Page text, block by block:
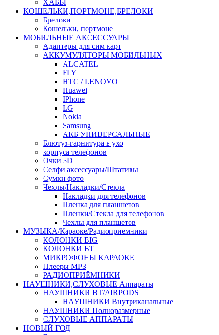
ХАБЫ
КОШЕЛЬКИ,ПОРТМОНЕ,БРЕЛОКИ
Брелоки
Кошельки, портмоне
МОБИЛЬНЫЕ АКСЕССУАРЫ
Адаптеры для сим карт
АККУМУЛЯТОРЫ МОБИЛЬНЫХ
ALCATEL
FLY
HTC / LENOVO
Huawei
IPhone
LG
Nokia
Samsung
АКБ УНИВЕРСАЛЬНЫЕ
Блютуз-гарнитура в ухо
корпуса телефонов
Очки 3D
Селфи аксессуары/Штативы
Сумки фото
Чехлы/Накладки/Стекла
Накладки для телефонов
Пленка для планшетов
Пленки/Стекла для телефонов
Чехлы для планшетов
МУЗЫКА/Караоке/Радиоприемники
КОЛОНКИ BIG
КОЛОНКИ BT
МИКРОФОНЫ КАРАОКЕ
Плееры MP3
РАДИОПРИЁМНИКИ
НАУШНИКИ,СЛУХОВЫЕ Аппараты
НАУШНИКИ BT/AIRPODS
НАУШНИКИ Внутриканальные
НАУШНИКИ Полноразмерные
СЛУХОВЫЕ АППАРАТЫ
НОВЫЙ ГОД